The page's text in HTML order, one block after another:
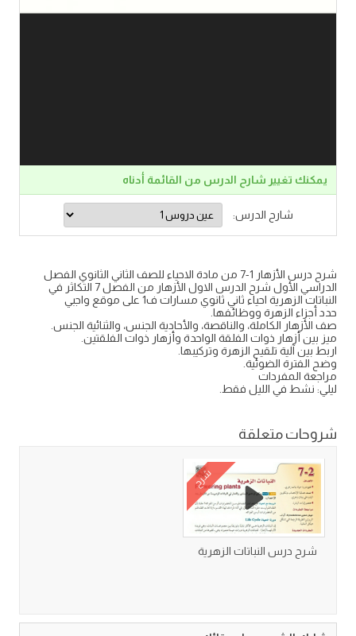
يمكنك تغيير شارح الدرس من القائمة أدناه
شارح الدرس:
شرح درس الأزهار 1-7 من مادة الاحياء للصف الثاني الثانوي الفصل
الدراسي الأول شرح الدرس الاول الأزهار من الفصل 7 التكاثر في
النباتات الزهرية احياء ثاني ثانوي مسارات ف1 على موقع واجبي
حدد أجزاء الزهرة ووظائفها.
صف الأزهار الكاملة، والناقصة، والأحادية الجنس، والثنائية الجنس.
ميز بين أزهار ذوات الفلقة الواحدة وأزهار ذوات الفلقتين.
اربط بين آلية تلقيح الزهرة وتركيبها.
وضح الفترة الضوئية.
مراجعة المفردات
ليلي: نشط في الليل فقط.
شروحات متعلقة
شرح
شرح درس النباتات الزهرية